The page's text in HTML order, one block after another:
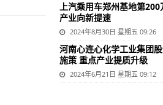
上汽乘用车郑州基地第
产业向新提速
2024年8月30日 星期五 09:26
河南心连心化学工业集团
施策 重点产业提质升级
2024年6月21日 星期五 09:12